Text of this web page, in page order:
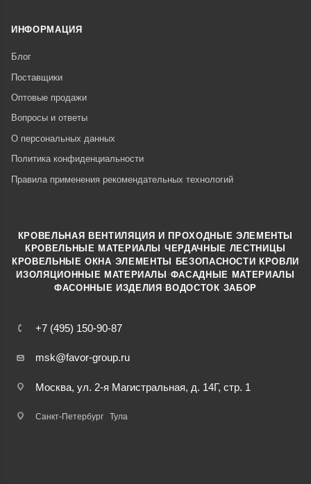
ИНФОРМАЦИЯ
Блог
Поставщики
Оптовые продажи
Вопросы и ответы
О персональных данных
Политика конфиденциальности
Правила применения рекомендательных технологий
+7 (495) 150-90-87
msk@favor-group.ru
Москва, ул. 2-я Магистральная, д. 14Г, стр. 1
Санкт-Петербург Тула
КРОВЕЛЬНАЯ ВЕНТИЛЯЦИЯ И ПРОХОДНЫЕ ЭЛЕМЕНТЫ
КРОВЕЛЬНЫЕ МАТЕРИАЛЫ ·ЧЕРДАЧНЫЕ ЛЕСТНИЦЫ
КРОВЕЛЬНЫЕ ОКНА ·ЭЛЕМЕНТЫ БЕЗОПАСНОСТИ КРОВЛИ
ИЗОЛЯЦИОННЫЕ МАТЕРИАЛЫ ·ФАСАДНЫЕ МАТЕРИАЛЫ
ФАСОННЫЕ ИЗДЕЛИЯ·ВОДОСТОК ·ЗАБОР